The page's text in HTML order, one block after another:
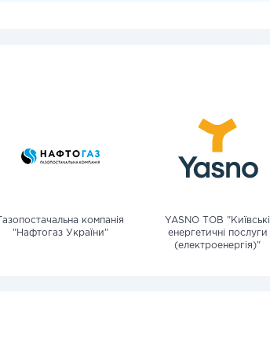
Газопостачальна компанія
"Нафтогаз України"
YASNO ТОВ "Київські
енергетичні послуги
(електроенергія)"